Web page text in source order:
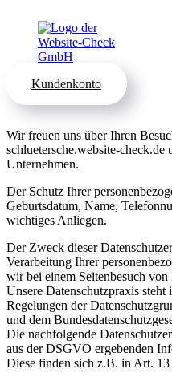
Kundenkonto
Wir freuen uns über Ihren
schluetersche.website-check.de
Unternehmen.
Der Schutz Ihrer
Geburtsdatum, Name,
wichtiges Anliegen.
Der Zweck dieser
Verarbeitung Ihrer
wir bei einem Seitenbesuch von
Unsere Datenschutzpraxis
Regelungen der
und dem
Die nachfolgende
aus der DSGVO ergebenden
Diese finden sich z.B. in Art.